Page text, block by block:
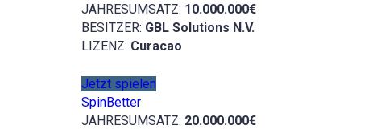
JAHRESUMSATZ: 10.000.000€
BESITZER: GBL Solutions N.V.
LIZENZ: Curacao
Jetzt spielen
SpinBetter
JAHRESUMSATZ: 20.000.000€